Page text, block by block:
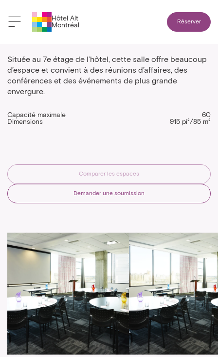
Hôtel Alt
Montréal
Réserver
Située au 7e étage de l’hôtel, cette salle offre beaucoup
d’espace et convient à des réunions d’affaires, des
conférences et des événements de plus grande
envergure.
Capacité maximale
60
Dimensions
915 pi²/85 m²
Comparer les espaces
Demander une soumission